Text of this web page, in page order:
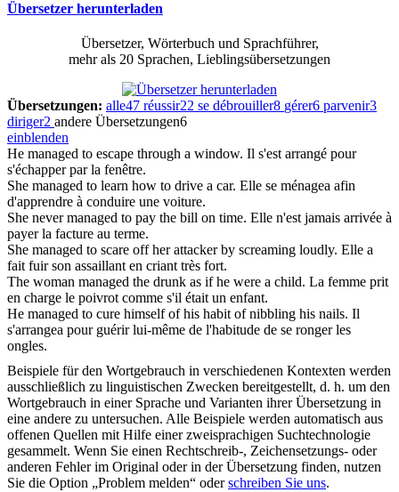
Übersetzer herunterladen
Übersetzer, Wörterbuch und Sprachführer,
mehr als 20 Sprachen, Lieblingsübersetzungen
Übersetzungen: alle47 réussir22 se débrouiller8 gérer6 parvenir3
diriger2 andere Übersetzungen6
einblenden
He managed to escape through a window. Il s'est arrangé pour
s'échapper par la fenêtre.
She managed to learn how to drive a car. Elle se ménagea afin
d'apprendre à conduire une voiture.
She nevermanaged to pay the bill on time. Elle n'est jamais arrivée à
payer la facture au terme.
She managed to scare off her attacker by screaming loudly. Elle a
fait fuir son assaillant en criant très fort.
The woman managed the drunk as if he were a child. La femme prit
en charge le poivrot comme s'il était un enfant.
He managed to cure himself of his habit of nibbling his nails. Il
s'arrangea pour guérir lui-même de l'habitude de se ronger les
ongles.
Beispiele für den Wortgebrauch in verschiedenen Kontexten werden
ausschließlich zu linguistischen Zwecken bereitgestellt, d. h. um den
Wortgebrauch in einer Sprache und Varianten ihrer Übersetzung in
eine andere zu untersuchen. Alle Beispiele werden automatisch aus
offenen Quellen mit Hilfe einer zweisprachigen Suchtechnologie
gesammelt. Wenn Sie einen Rechtschreib-, Zeichensetzungs- oder
anderen Fehler im Original oder in der Übersetzung finden, nutzen
Sie die Option „Problem melden“ oderschreiben Sie uns.